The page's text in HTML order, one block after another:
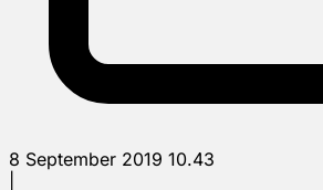
8 September 2019 10.43